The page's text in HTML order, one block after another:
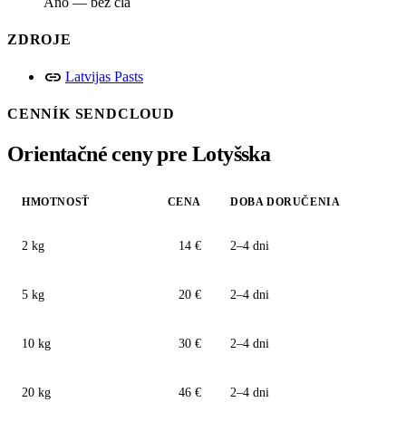
ZDROJE
link Latvijas Pasts
CENNÍK SENDCLOUD
Orientačné ceny pre Lotyšska
HMOTNOSŤ CENA DOBA DORUČENIA
2 kg 14 € 2–4 dni
5 kg 20 € 2–4 dni
10 kg 30 € 2–4 dni
20 kg 46 € 2–4 dni